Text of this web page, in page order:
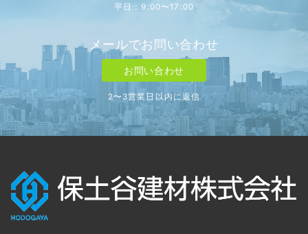
平日：9:00〜17:00
メールでお問い合わせ
お問い合わせ
2〜3営業日以内に返信